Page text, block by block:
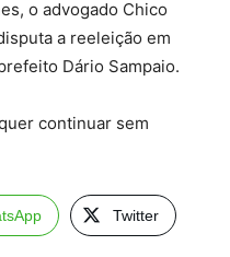
o advogado Chico
a reeleição em
Dário Sampaio.
continuar sem
Twitter